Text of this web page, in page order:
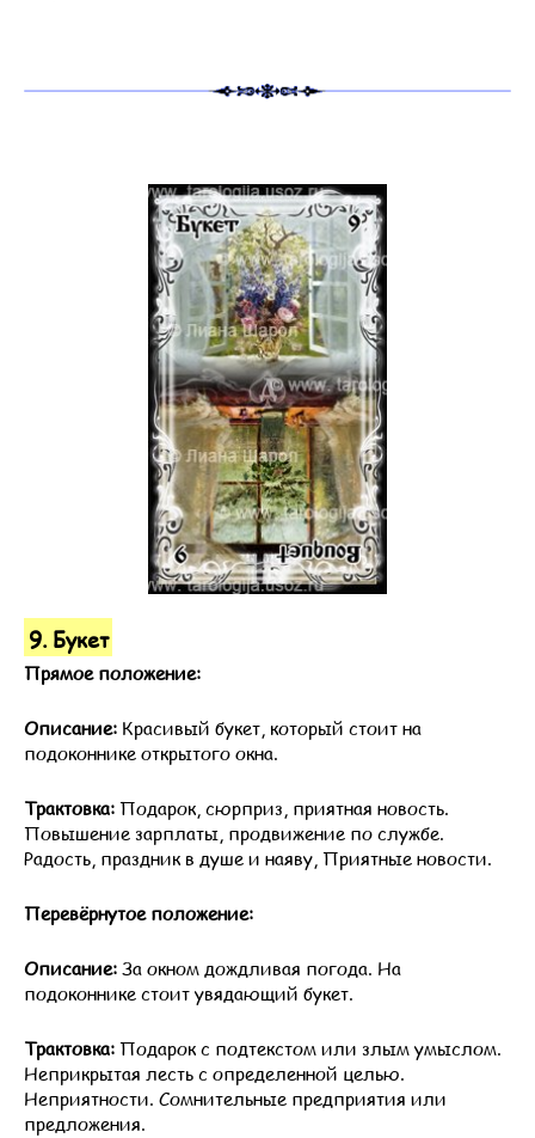
9. Букет
Прямое положение:
Описание: Красивый букет, который стоит на
подоконнике открытого окна.
Трактовка:Подарок, сюрприз, приятная новость.
Повышение зарплаты, продвижение по службе.
Радость, праздник в душе и наяву, Приятные новости.
Перевёрнутое положение:
Описание:За окном дождливая погода. На
подоконнике стоит увядающий букет.
Трактовка:Подарок с подтекстом или злым умыслом.
Неприкрытая лесть с определенной целью.
Неприятности. Сомнительные предприятия или
предложения.